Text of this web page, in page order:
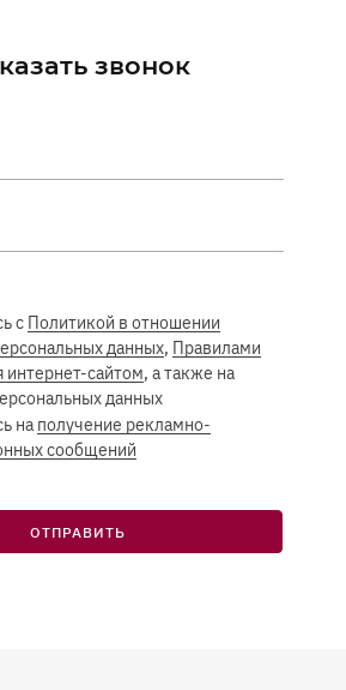
звонок
с Политикой в отношении
данных, Правилами
интернет-сайтом, а также на
данных
на получение рекламно-
сообщений
ОТПРАВИТЬ